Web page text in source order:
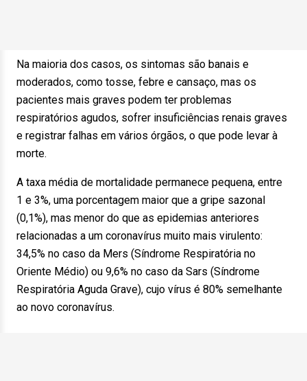
Na maioria dos casos, os sintomas são banais e
moderados, como tosse, febre e cansaço, mas os
pacientes mais graves podem ter problemas
respiratórios agudos, sofrer insuficiências renais graves
e registrar falhas em vários órgãos, o que pode levar à
morte.
A taxa média de mortalidade permanece pequena, entre
1 e 3%, uma porcentagem maior que a gripe sazonal
(0,1%), mas menor do que as epidemias anteriores
relacionadas a um coronavírus muito mais virulento:
34,5% no caso da Mers (Síndrome Respiratória no
Oriente Médio) ou 9,6% no caso da Sars (Síndrome
Respiratória Aguda Grave), cujo vírus é 80% semelhante
ao novo coronavírus.